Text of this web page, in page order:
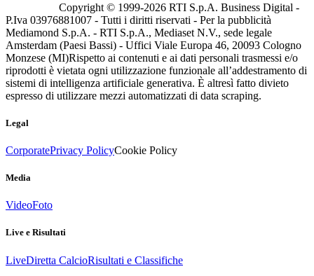
Copyright © 1999-2026 RTI S.p.A. Business Digital -
P.Iva 03976881007 - Tutti i diritti riservati - Per la pubblicità
Mediamond S.p.A. - RTI S.p.A., Mediaset N.V., sede legale
Amsterdam (Paesi Bassi) - Uffici Viale Europa 46, 20093 Cologno
Monzese (MI)Rispetto ai contenuti e ai dati personali trasmessi e/o
riprodotti è vietata ogni utilizzazione funzionale all’addestramento di
sistemi di intelligenza artificiale generativa. È altresì fatto divieto
espresso di utilizzare mezzi automatizzati di data scraping.
Legal
CorporatePrivacy PolicyCookie Policy
Media
VideoFoto
Live e Risultati
LiveDiretta CalcioRisultati e Classifiche